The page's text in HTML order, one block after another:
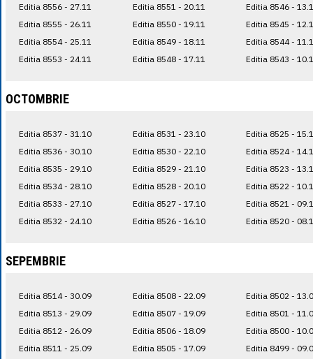
Editia 8556 - 27.11
Editia 8555 - 26.11
Editia 8554 - 25.11
Editia 8553 - 24.11
Editia 8551 - 20.11
Editia 8550 - 19.11
Editia 8549 - 18.11
Editia 8548 - 17.11
Editia 8546 -
Editia 8545 -
Editia 8544 -
Editia 8543 -
OCTOMBRIE
Editia 8537 - 31.10
Editia 8536 - 30.10
Editia 8535 - 29.10
Editia 8534 - 28.10
Editia 8533 - 27.10
Editia 8532 - 24.10
Editia 8531 - 23.10
Editia 8530 - 22.10
Editia 8529 - 21.10
Editia 8528 - 20.10
Editia 8527 - 17.10
Editia 8526 - 16.10
Editia 8525 -
Editia 8524 -
Editia 8523 -
Editia 8522 -
Editia 8521 -
Editia 8520 -
SEPEMBRIE
Editia 8514 - 30.09
Editia 8513 - 29.09
Editia 8512 - 26.09
Editia 8511 - 25.09
Editia 8508 - 22.09
Editia 8507 - 19.09
Editia 8506 - 18.09
Editia 8505 - 17.09
Editia 8502 -
Editia 8501 -
Editia 8500 -
Editia 8499 -